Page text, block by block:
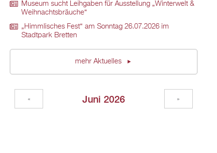
Museum sucht Leihgaben für Ausstellung „Winterwelt &
Weihnachtsbräuche“
„Himmlisches Fest“ am Sonntag 26.07.2026 im
Stadtpark Bretten
mehr Aktuelles
Juni 2026
« »